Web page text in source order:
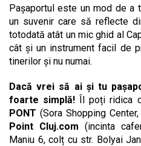
Pașaportul este un mod de a
un suvenir care să reflecte
totodată atât un mic ghid al
cât și un instrument facil de
tinerilor și nu numai.
Dacă vrei să ai și tu
foarte simplă! Îl poți ridica
PONT (Sora Shopping
Point Cluj.com (incinta
Maniu 6, colț cu str. Bolyai